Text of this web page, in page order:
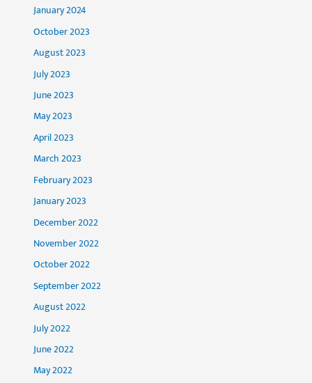
January 2024
October 2023
August 2023
July 2023
June 2023
May 2023
April 2023
March 2023
February 2023
January 2023
December 2022
November 2022
October 2022
September 2022
August 2022
July 2022
June 2022
May 2022